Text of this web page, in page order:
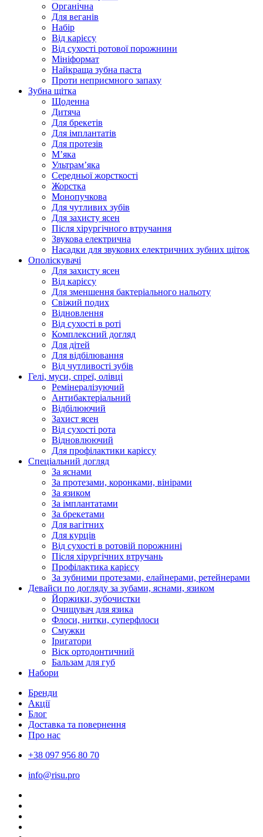
Органічна
Для веганів
Набір
Від карієсу
Від сухості ротової порожнини
Мініформат
Найкраща зубна паста
Проти неприємного запаху
Зубна щітка
Щоденна
Дитяча
Для брекетів
Для імплантатів
Для протезів
Мʼяка
Ультрамʼяка
Середньої жорсткості
Жорстка
Монопучкова
Для чутливих зубів
Для захисту ясен
Після хірургічного втручання
Звукова електрична
Насадки для звукових електричних зубних щіток
Ополіскувачі
Для захисту ясен
Від карієсу
Для зменшення бактеріального нальоту
Свіжий подих
Відновлення
Від сухості в роті
Комплексний догляд
Для дітей
Для відбілювання
Від чутливості зубів
Гелі, муси, спреї, олівці
Ремінералізуючий
Антибактеріальний
Відбілюючий
Захист ясен
Від сухості рота
Відновлюючий
Для профілактики карієсу
Спеціальний догляд
За яснами
За протезами, коронками, вінірами
За язиком
За імплантатами
За брекетами
Для вагітних
Для курців
Від сухості в ротовій порожнині
Після хірургічних втручань
Профілактика карієсу
За зубними протезами, елайнерами, ретейнерами
Девайси по догляду за зубами, яснами, язиком
Йоржики, зубочистки
Очищувач для язика
Флоси, нитки, суперфлоси
Смужки
Іригатори
Віск ортодонтичний
Бальзам для губ
Набори
Бренди
Акції
Блог
Доставка та повернення
Про нас
+38 097 956 80 70
info@risu.pro